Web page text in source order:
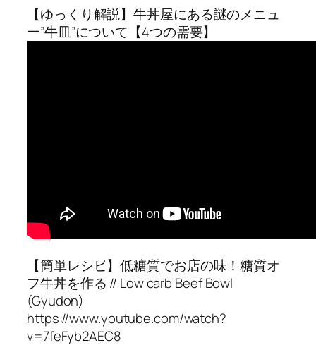
【ゆっくり解説】牛丼屋にある謎のメニュ
ー”牛皿”について【4つの需要】
【簡単レシピ】低糖質でお店の味！糖質オ
フ牛丼を作る // Low carb Beef Bowl
(Gyudon)
https://www.youtube.com/watch?
v=7feFyb2AEC8